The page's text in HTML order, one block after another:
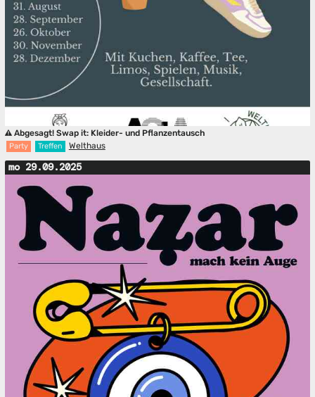
Abgesagt! Swap it: Kleider- und Pflanzentausch
Party Treffen Welthaus
mo 29.09.2025